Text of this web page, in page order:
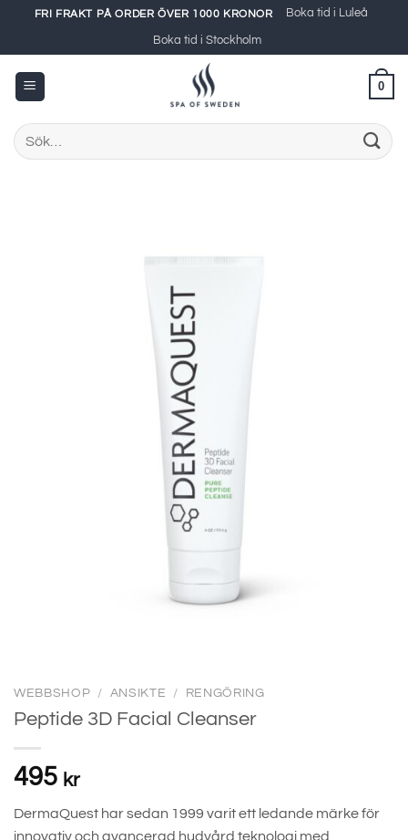
content
FRI FRAKT PÅ ORDER ÖVER 1000 KRONOR Boka tid i Luleå
Boka tid i Stockholm
0
Sök
efter:
WEBBSHOP / ANSIKTE / RENGÖRING
Peptide 3D Facial Cleanser
495 kr
DermaQuest har sedan 1999 varit ett ledande märke för
innovativ och avancerad hudvård teknologi med